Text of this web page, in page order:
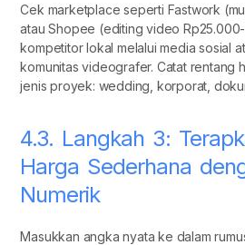
Cek marketplace seperti Fastwork
atau Shopee (editing video
kompetitor lokal melalui media sosial
komunitas videografer. Catat rentang
jenis proyek: wedding, korporat,
4.3. Langkah 3:
Harga Sederhana
Numerik
Masukkan angka nyata ke dalam